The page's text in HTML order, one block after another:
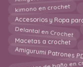
kimono en crochet
Accesorios y Ropa
Delantal en Crochet
Macetas a crochet
Amigurumi Patrones